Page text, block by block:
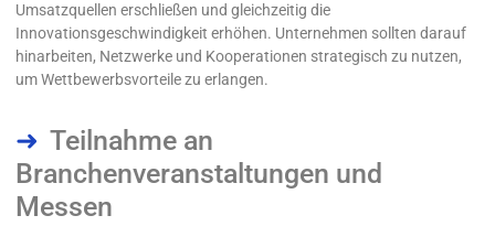
Umsatzquellen erschließen und gleichzeitig die
Innovationsgeschwindigkeit erhöhen. Unternehmen sollten darauf
hinarbeiten, Netzwerke und Kooperationen strategisch zu nutzen,
um Wettbewerbsvorteile zu erlangen.
Teilnahme an
Branchenveranstaltungen und
Messen